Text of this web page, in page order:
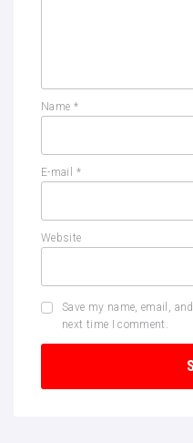
Name *
E-mail *
Website
Save my name, email,
next time I comment.